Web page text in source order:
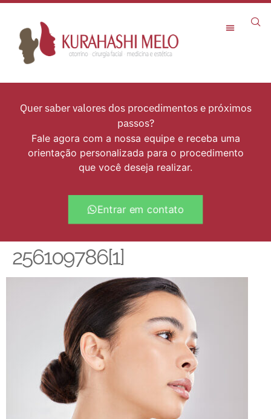
Quer saber valores dos procedimentos e próximos
passos?
Fale agora com a nossa equipe e receba uma
orientação personalizada para o procedimento
que você deseja realizar.
Entrar em contato
256109786[1]